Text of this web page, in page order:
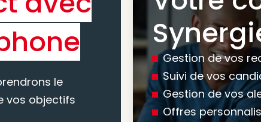
le
vos objectifs
Gestion de vos
Suivi de vos
Gestion de vos
Offres